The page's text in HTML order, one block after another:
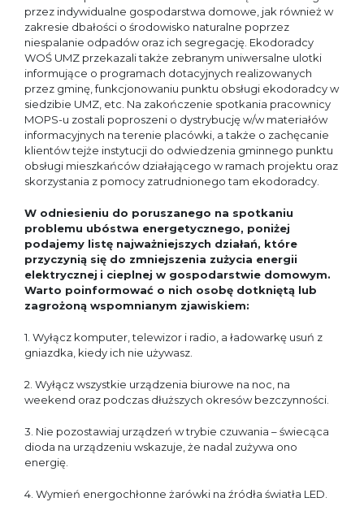
przez indywidualne gospodarstwa domowe, jak również w
zakresie dbałości o środowisko naturalne poprzez
niespalanie odpadów oraz ich segregację. Ekodoradcy
WOŚ UMZ przekazali także zebranym uniwersalne ulotki
informujące o programach dotacyjnych realizowanych
przez gminę, funkcjonowaniu punktu obsługi ekodoradcy w
siedzibie UMZ, etc. Na zakończenie spotkania pracownicy
MOPS-u zostali poproszeni o dystrybucję w/w materiałów
informacyjnych na terenie placówki, a także o zachęcanie
klientów tejże instytucji do odwiedzenia gminnego punktu
obsługi mieszkańców działającego w ramach projektu oraz
skorzystania z pomocy zatrudnionego tam ekodoradcy.
W odniesieniu do poruszanego na spotkaniu
problemu ubóstwa energetycznego, poniżej
podajemy listę najważniejszych działań, które
przyczynią się do zmniejszenia zużycia energii
elektrycznej i cieplnej w gospodarstwie domowym.
Warto poinformować o nich osobę dotkniętą lub
zagrożoną wspomnianym zjawiskiem:
1. Wyłącz komputer, telewizor i radio, a ładowarkę usuń z
gniazdka, kiedy ich nie używasz.
2. Wyłącz wszystkie urządzenia biurowe na noc, na
weekend oraz podczas dłuższych okresów bezczynności.
3. Nie pozostawiaj urządzeń w trybie czuwania – świecąca
dioda na urządzeniu wskazuje, że nadal zużywa ono
energię.
4. Wymień energochłonne żarówki na źródła światła LED.